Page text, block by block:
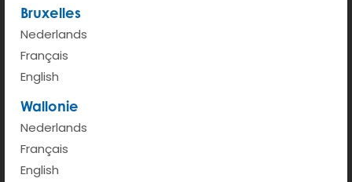
Bruxelles
Nederlands
Français
English
Wallonie
Nederlands
Français
English